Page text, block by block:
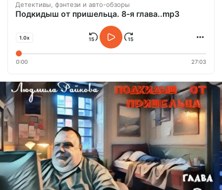
Детективы, фэнтези и авто-обзоры
Подкидыш от пришельца. 8-я глава..mp3
1.0x
0:00 27:03